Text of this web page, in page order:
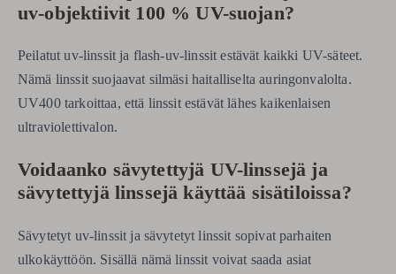
uv-objektiivit 100 % UV-suojan?
Peilatut uv-linssit ja flash-uv-linssit estävät kaikki UV-säteet.
Nämä linssit suojaavat silmäsi haitalliselta auringonvalolta.
UV400 tarkoittaa, että linssit estävät lähes kaikenlaisen
ultraviolettivalon.
Voidaanko sävytettyjä UV-linssejä ja
sävytettyjä linssejä käyttää sisätiloissa?
Sävytetyt uv-linssit ja sävytetyt linssit sopivat parhaiten
ulkokäyttöön. Sisällä nämä linssit voivat saada asiat